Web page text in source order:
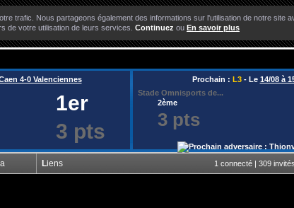
trafic. Nous partageons également des informations sur l'utilisation de notre site
de votre utilisation de leurs services. Continuez ou En savoir plus
4-0 Valenciennes
1er
3 pts
Prochain : L3- Le 14/08 à
Stade Omnisports de...
2ème
3 pts
Liens 1 connecté | 309 invités